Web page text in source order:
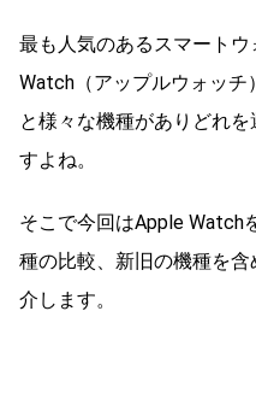
最も人気のあるスマート
Watch（アップルウォッチ
と様々な機種がありどれ
すよね。
そこで今回はApple Watch
種の比較、新旧の機種を
介します。